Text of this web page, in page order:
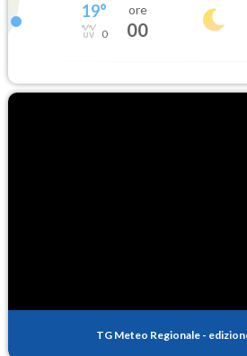
19°
0
ore
00
TG Meteo Regionale -